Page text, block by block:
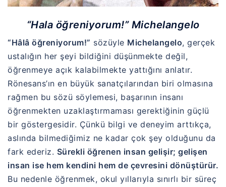
“Hala öğreniyorum!” Michelangelo
“Hâlâ öğreniyorum!” sözüyle Michelangelo, gerçek
ustalığın her şeyi bildiğini düşünmekte değil,
öğrenmeye açık kalabilmekte yattığını anlatır.
Rönesans’ın en büyük sanatçılarından biri olmasına
rağmen bu sözü söylemesi, başarının insanı
öğrenmekten uzaklaştırmaması gerektiğinin güçlü
bir göstergesidir. Çünkü bilgi ve deneyim arttıkça,
aslında bilmediğimiz ne kadar çok şey olduğunu da
fark ederiz. Sürekli öğrenen insan gelişir; gelişen
insan ise hem kendini hem de çevresini dönüştürür.
Bu nedenle öğrenmek, okul yıllarıyla sınırlı bir süreç